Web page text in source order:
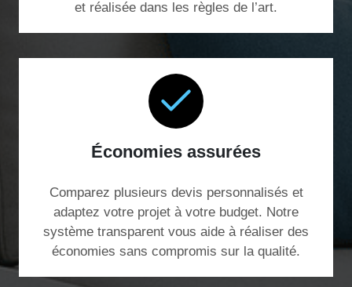
et réalisée dans les règles de l’art.
Économies assurées
Comparez plusieurs devis personnalisés et
adaptez votre projet à votre budget. Notre
système transparent vous aide à réaliser des
économies sans compromis sur la qualité.